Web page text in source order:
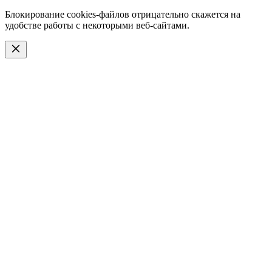
Блокирование cookies-файлов отрицательно скажется на
удобстве работы с некоторыми веб-сайтами.